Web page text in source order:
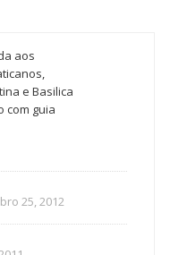
aos
e Basilica
com guia
25, 2012